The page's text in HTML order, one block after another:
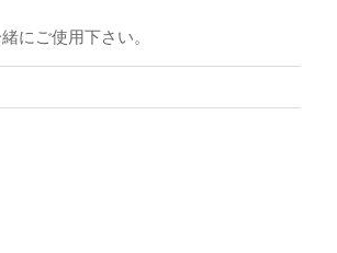
にご使用下さい。